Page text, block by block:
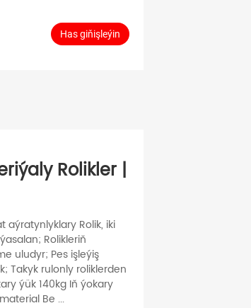
Has giňişleýin
Rolikler |
Rolik, iki
Rolikleriň
uludyr; Pes işleýiş
Takyk rulonly roliklerden
ýük 140kg Iň ýokary
Be ...